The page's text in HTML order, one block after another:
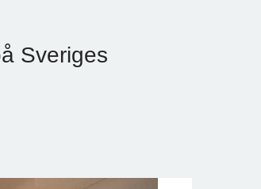
Sveriges